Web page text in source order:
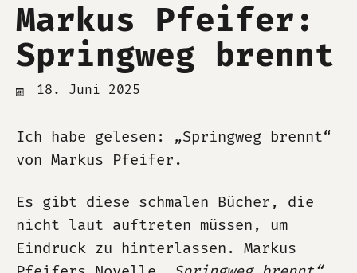
Markus Pfeifer:
Springweg brennt
18. Juni 2025
Ich habe gelesen: „Springweg brennt“
von Markus Pfeifer.
Es gibt diese schmalen Bücher, die
nicht laut auftreten müssen, um
Eindruck zu hinterlassen. Markus